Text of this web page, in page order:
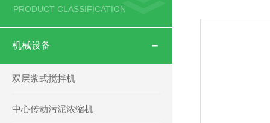
PRODUCT CLASSIFICATION
机械设备
双层浆式搅拌机
中心传动污泥浓缩机